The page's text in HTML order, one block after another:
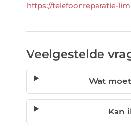
https://telefoonreparatie-
Veelgestelde
Wat
Kan